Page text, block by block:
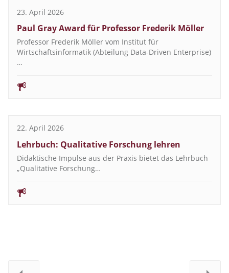
23. April 2026
Paul Gray Award für Professor Frederik Möller
Professor Frederik Möller vom Institut für
Wirtschaftsinformatik (Abteilung Data-Driven Enterprise)
…
22. April 2026
Lehrbuch: Qualitative Forschung lehren
Didaktische Impulse aus der Praxis bietet das Lehrbuch
„Qualitative Forschung…